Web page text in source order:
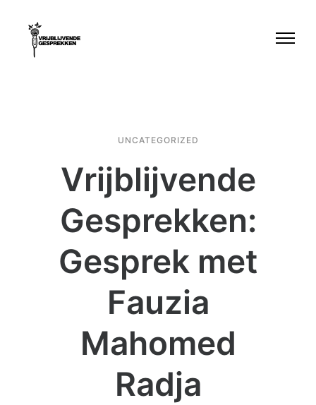
UNCATEGORIZED
Vrijblijvende
Gesprekken:
Gesprek met
Fauzia
Mahomed
Radja